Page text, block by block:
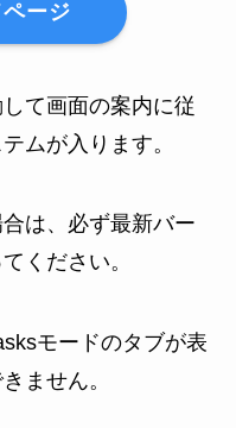
ージ
て画面の案内に従
ムが入ります。
は、必ず最新バー
ください。
モードのタブが表
ません。